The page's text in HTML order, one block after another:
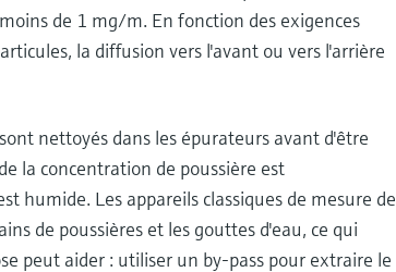
de 1 mg/m. En fonction des exigences
la diffusion vers l'avant ou vers l'arrière
nettoyés dans les épurateurs avant d'être
la concentration de poussière est
humide. Les appareils classiques de mesure de
de poussières et les gouttes d'eau, ce qui
peut aider : utiliser un by-pass pour extraire le